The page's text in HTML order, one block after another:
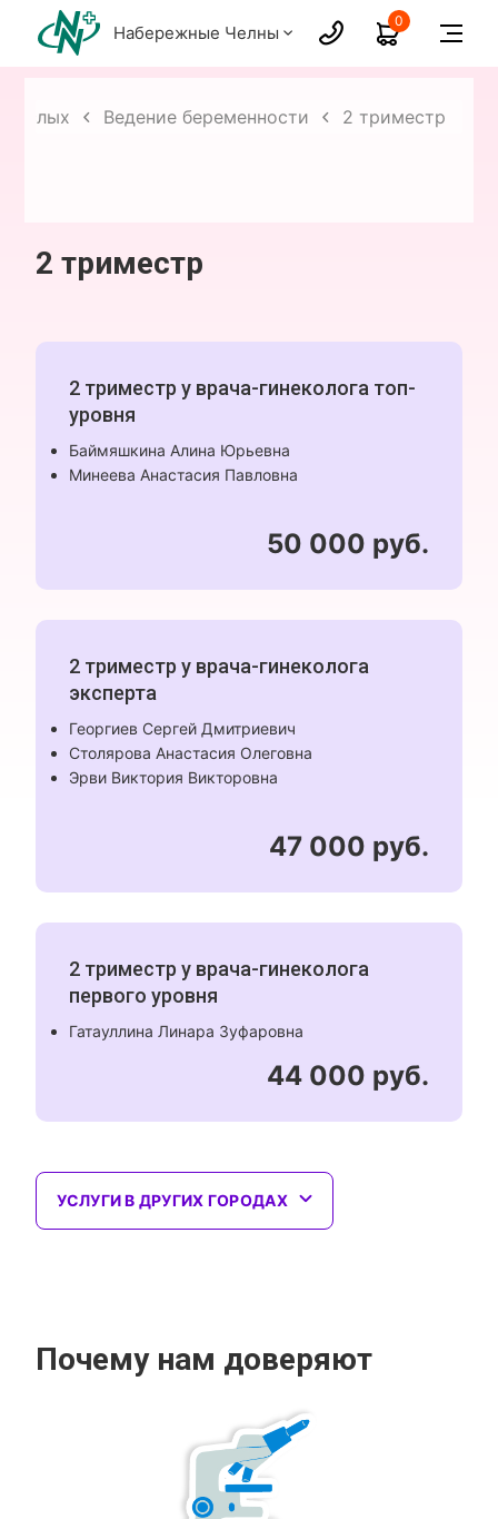
Набережные Челны
0
Ведение беременности 2 триместр
2 триместр
2 триместр у врача-гинеколога топ-
уровня
Баймяшкина Алина Юрьевна
Минеева Анастасия Павловна
50 000 руб.
2 триместр у врача-гинеколога
эксперта
Георгиев Сергей Дмитриевич
Столярова Анастасия Олеговна
Эрви Виктория Викторовна
47 000 руб.
2 триместр у врача-гинеколога
первого уровня
Гатауллина Линара Зуфаровна
44 000 руб.
УСЛУГИ В ДРУГИХ ГОРОДАХ
Почему нам доверяют